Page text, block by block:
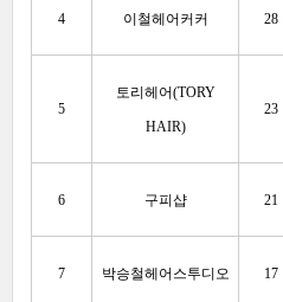
4 이철헤어커커 28
5
토리헤어(TORY
HAIR)
23
6 구피샵 21
7 박승철헤어스투디오 17